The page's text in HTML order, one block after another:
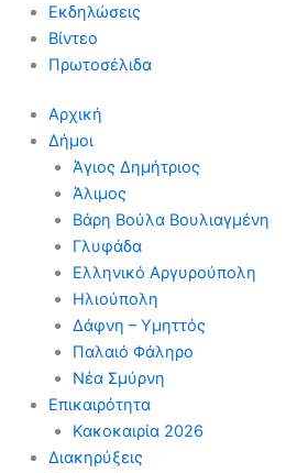
Εκδηλώσεις
Βίντεο
Πρωτοσέλιδα
Αρχική
Δήμοι
Άγιος Δημήτριος
Άλιμος
Βάρη Βούλα Βουλιαγμένη
Γλυφάδα
Ελληνικό Αργυρούπολη
Ηλιούπολη
Δάφνη – Υμηττός
Παλαιό Φάληρο
Νέα Σμύρνη
Επικαιρότητα
Κακοκαιρία 2026
Διακηρύξεις